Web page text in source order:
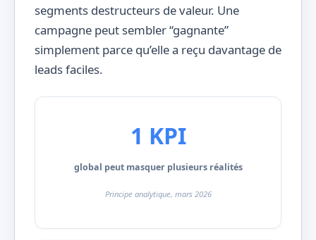
segments destructeurs de valeur. Une
campagne peut sembler “gagnante”
simplement parce qu’elle a reçu davantage de
leads faciles.
1 KPI
global peut masquer plusieurs réalités
Principe analytique, mars 2026